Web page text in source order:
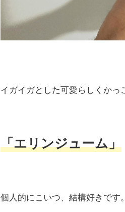
イガイガとした可愛らしくかっ
「エリンジューム」
個人的にこいつ、結構好きです。